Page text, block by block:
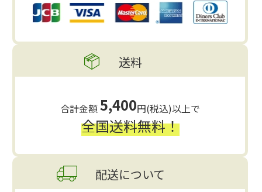
送料
合計金額5,400円(税込)以上で
全国送料無料！
配送について